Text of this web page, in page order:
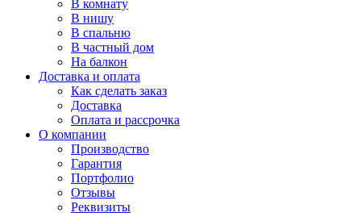
В комнату
В нишу
В спальню
В частный дом
На балкон
Доставка и оплата
Как сделать заказ
Доставка
Оплата и рассрочка
О компании
Производство
Гарантия
Портфолио
Отзывы
Реквизиты